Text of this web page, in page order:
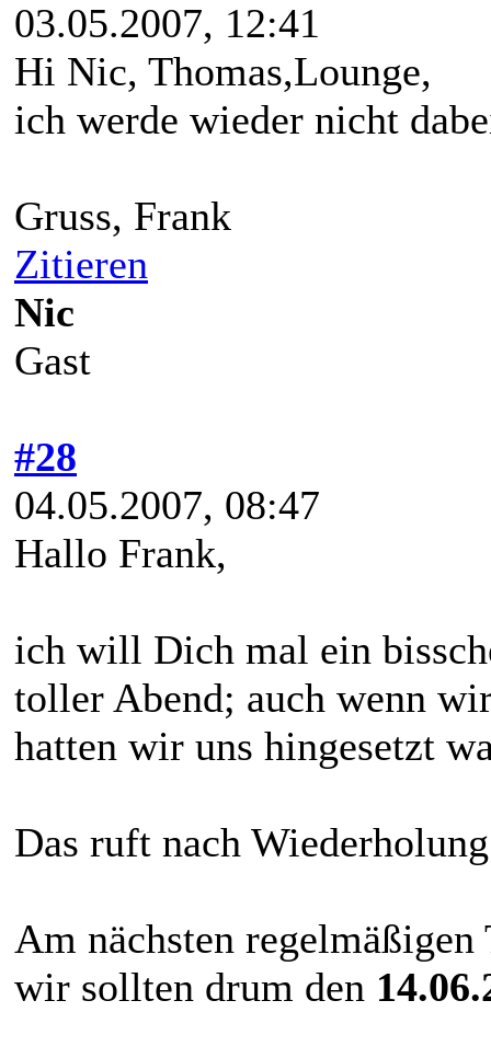
03.05.2007, 12:41
Hi Nic, Thomas,Lounge,
ich werde wieder nicht
Gruss, Frank
Zitieren
Nic
Gast
#28
04.05.2007, 08:47
Hallo Frank,
ich will Dich mal ein
toller Abend; auch wenn
hatten wir uns hingesetzt
Das ruft nach
Am nächsten
wir sollten drum den